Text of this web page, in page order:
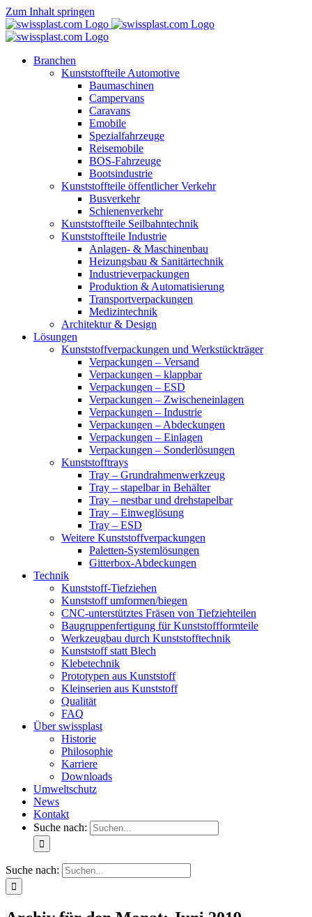
Zum Inhalt springen
Branchen
Kunststoffteile Automotive
Baumaschinen
Campervans
Caravans
Emobile
Spezialfahrzeuge
Reisemobile
BOS-Fahrzeuge
Bootsindustrie
Kunststoffteile öffentlicher Verkehr
Busverkehr
Schienenverkehr
Kunststoffteile Seilbahntechnik
Kunststoffteile Industrie
Anlagen- & Maschinenbau
Heizungsbau & Sanitärtechnik
Industrieverpackungen
Produktion & Automatisierung
Transportverpackungen
Medizintechnik
Architektur & Design
Lösungen
Kunststoffverpackungen und Werkstückträger
Verpackungen – Versand
Verpackungen – klappbar
Verpackungen – ESD
Verpackungen – Zwischeneinlagen
Verpackungen – Industrie
Verpackungen – Abdeckungen
Verpackungen – Einlagen
Verpackungen – Sonderlösungen
Kunststofftrays
Tray – Grundrahmenwerkzeug
Tray – stapelbar in Behälter
Tray – nestbar und drehstapelbar
Tray – Einweglösung
Tray – ESD
Weitere Kunststoffverpackungen
Paletten-Systemlösungen
Gitterbox-Abdeckungen
Technik
Kunststoff-Tiefziehen
Kunststoff umformen/biegen
CNC-unterstütztes Fräsen von Tiefziehteilen
Baugruppenfertigung für Kunststoffformteile
Werkzeugbau durch Kunststofftechnik
Kunststoff statt Blech
Klebetechnik
Prototypen aus Kunststoff
Kleinserien aus Kunststoff
Qualität
FAQ
Über swissplast
Historie
Philosophie
Karriere
Downloads
Umweltschutz
News
Kontakt
Suche nach:
Suche nach: